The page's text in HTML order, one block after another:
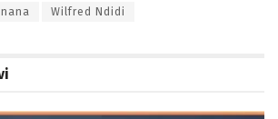
Wilfred Ndidi